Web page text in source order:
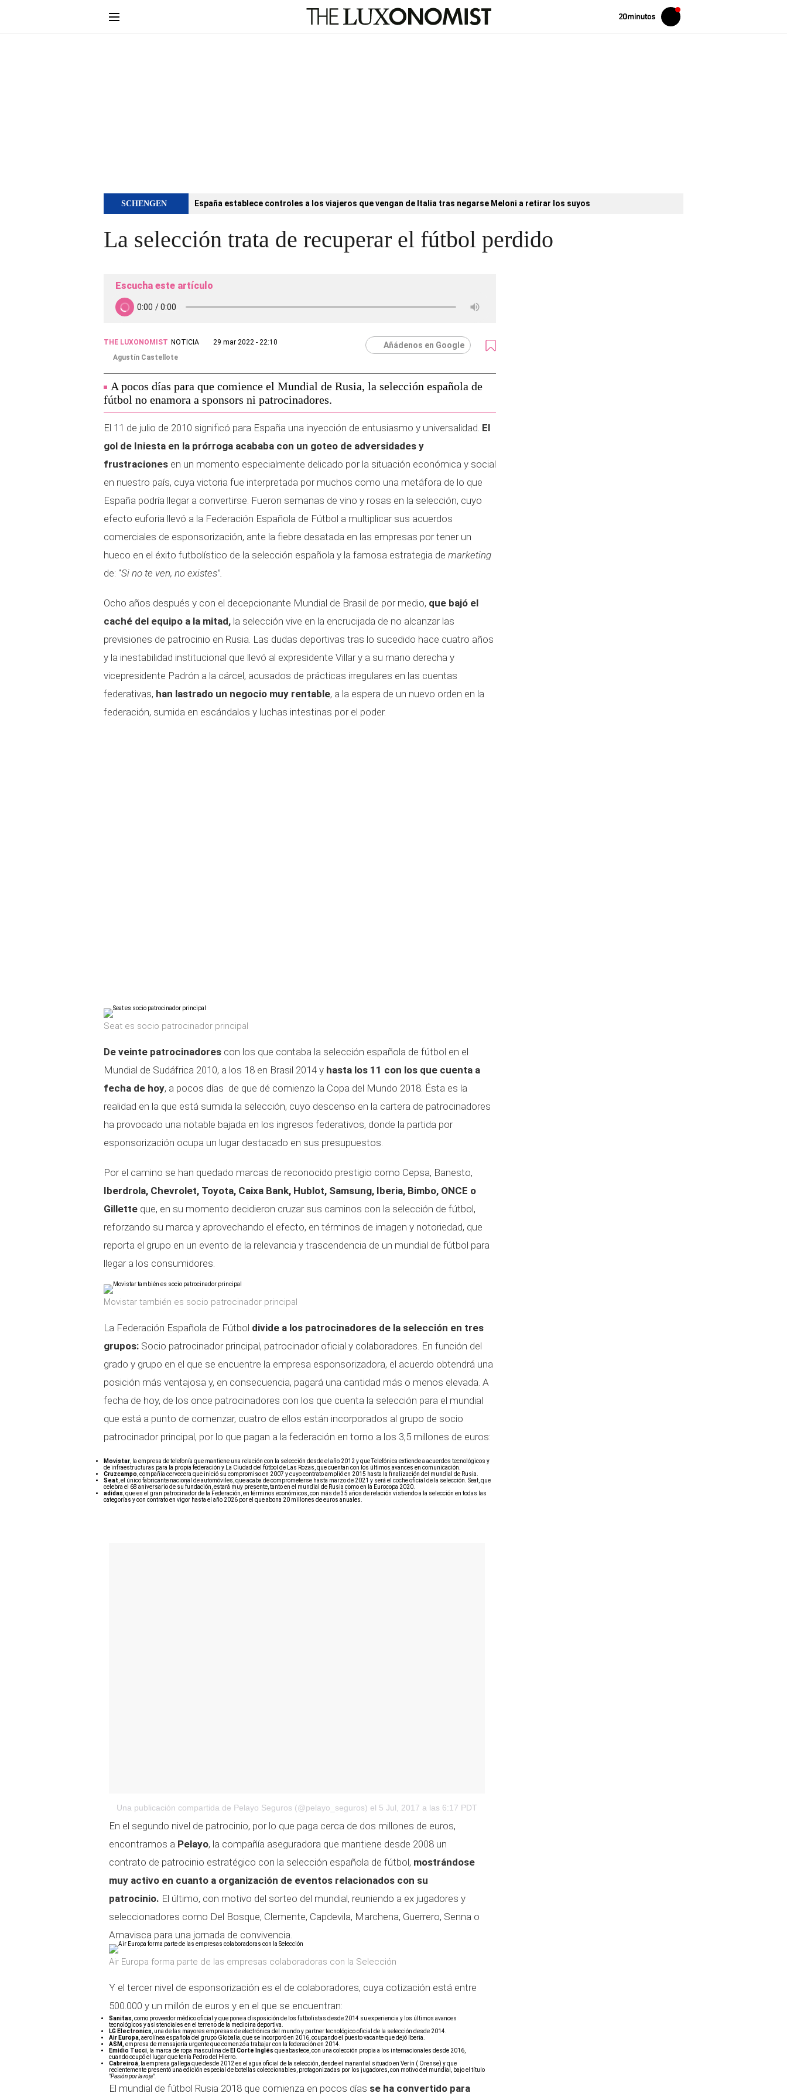
Volver
Iniciar
sesión
SCHENGEN España establece controles a los viajeros que vengan de Italia tras negarse Meloni a retirar los suyos
La selección trata de recuperar el fútbol perdido
Escucha este artículo
THE LUXONOMIST NOTICIA
29 mar 2022 - 22:10
Agustín Castellote
Añádenos en Google
A pocos días para que comience el Mundial de Rusia, la selección española de
fútbol no enamora a sponsors ni patrocinadores.
El 11 de julio de 2010 significó para España una inyección de entusiasmo y universalidad. El
gol de Iniesta en la prórroga acababa con un goteo de adversidades y
frustraciones en un momento especialmente delicado por la situación económica y social
en nuestro país, cuya victoria fue interpretada por muchos como una metáfora de lo que
España podría llegar a convertirse. Fueron semanas de vino y rosas en la selección, cuyo
efecto euforia llevó a la Federación Española de Fútbol a multiplicar sus acuerdos
comerciales de esponsorización, ante la fiebre desatada en las empresas por tener un
hueco en el éxito futbolístico de la selección española y la famosa estrategia de marketing
de: "Si no te ven, no existes".
Ocho años después y con el decepcionante Mundial de Brasil de por medio, que bajó el
caché del equipo a la mitad, la selección vive en la encrucijada de no alcanzar las
previsiones de patrocinio en Rusia. Las dudas deportivas tras lo sucedido hace cuatro años
y la inestabilidad institucional que llevó al expresidente Villar y a su mano derecha y
vicepresidente Padrón a la cárcel, acusados de prácticas irregulares en las cuentas
federativas, han lastrado un negocio muy rentable, a la espera de un nuevo orden en la
federación, sumida en escándalos y luchas intestinas por el poder.
Seat es socio patrocinador principal
De veinte patrocinadores con los que contaba la selección española de fútbol en el
Mundial de Sudáfrica 2010, a los 18 en Brasil 2014 y hasta los 11 con los que cuenta a
fecha de hoy, a pocos días de que dé comienzo la Copa del Mundo 2018. Ésta es la
realidad en la que está sumida la selección, cuyo descenso en la cartera de patrocinadores
ha provocado una notable bajada en los ingresos federativos, donde la partida por
esponsorización ocupa un lugar destacado en sus presupuestos.
Por el camino se han quedado marcas de reconocido prestigio como Cepsa, Banesto,
Iberdrola, Chevrolet, Toyota, Caixa Bank, Hublot, Samsung, Iberia, Bimbo, ONCE o
Gillette que, en su momento decidieron cruzar sus caminos con la selección de fútbol,
reforzando su marca y aprovechando el efecto, en términos de imagen y notoriedad, que
reporta el grupo en un evento de la relevancia y trascendencia de un mundial de fútbol para
llegar a los consumidores.
Movistar también es socio patrocinador principal
La Federación Española de Fútbol divide a los patrocinadores de la selección en tres
grupos: Socio patrocinador principal, patrocinador oficial y colaboradores. En función del
grado y grupo en el que se encuentre la empresa esponsorizadora, el acuerdo obtendrá una
posición más ventajosa y, en consecuencia, pagará una cantidad más o menos elevada. A
fecha de hoy, de los once patrocinadores con los que cuenta la selección para el mundial
que está a punto de comenzar, cuatro de ellos están incorporados al grupo de socio
patrocinador principal, por lo que pagan a la federación en torno a los 3,5 millones de euros:
Movistar , la empresa de telefonía que mantiene una relación con la selección desde el año 2012 y que Telefónica extiende a acuerdos tecnológicos y
de infraestructuras para la propia federación y La Ciudad del fútbol de Las Rozas, que cuentan con los últimos avances en comunicación.
Cruzcampo , compañía cervecera que inició su compromiso en 2007 y cuyo contrato amplió en 2015 hasta la finalización del mundial de Rusia.
Seat , el único fabricante nacional de automóviles, que acaba de comprometerse hasta marzo de 2021 y será el coche oficial de la selección. Seat, que
celebra el 68 aniversario de su fundación, estará muy presente, tanto en el mundial de Rusia como en la Eurocopa 2020.
adidas , que es el gran patrocinador de la Federación, en términos económicos, con más de 35 años de relación vistiendo a la selección en todas las
categorías y con contrato en vigor hasta el año 2026 por el que abona 20 millones de euros anuales.
Una publicación compartida de Pelayo Seguros (@pelayo_seguros) el 5 Jul, 2017 a las 6:17 PDT
En el segundo nivel de patrocinio, por lo que paga cerca de dos millones de euros,
encontramos a Pelayo, la compañía aseguradora que mantiene desde 2008 un
contrato de patrocinio estratégico con la selección española de fútbol, mostrándose
muy activo en cuanto a organización de eventos relacionados con su
patrocinio. El último, con motivo del sorteo del mundial, reuniendo a ex jugadores y
seleccionadores como Del Bosque, Clemente, Capdevila, Marchena, Guerrero, Senna o
Amavisca para una jornada de convivencia.
Air Europa forma parte de las empresas colaboradoras con la Selección
Y el tercer nivel de esponsorización es el de colaboradores, cuya cotización está entre
500.000 y un millón de euros y en el que se encuentran:
Sanitas , como proveedor médico oficial y que pone a disposición de los futbolistas desde 2014 su experiencia y los últimos avances
tecnológicos y asistenciales en el terreno de la medicina deportiva.
LG Electronics , una de las mayores empresas de electrónica del mundo y partner tecnológico oficial de la selección desde 2014.
Air Europa , aerolínea española del grupo Globalia, que se incorporó en 2016, ocupando el puesto vacante que dejó Iberia.
ASM,
empresa de mensajería urgente que comenzó a trabajar con la federación en 2014.
Emidio Tucci , la marca de ropa masculina de El Corte Inglés que abastece, con una colección propia a los internacionales desde 2016,
cuando ocupó el lugar que tenía Pedro del Hierro.
Cabreiroá , la empresa gallega que desde 2012 es el agua oficial de la selección, desde el manantial situado en Verín ( Orense) y que
recientemente presentó una edición especial de botellas coleccionables, protagonizadas por los jugadores, con motivo del mundial, bajo el título
"Pasión por la roja".
El mundial de fútbol Rusia 2018 que comienza en pocos días se ha convertido para